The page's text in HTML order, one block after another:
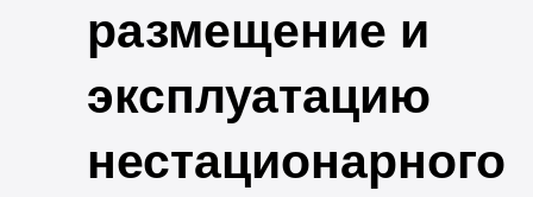
размещение и
эксплуатацию
нестационарного